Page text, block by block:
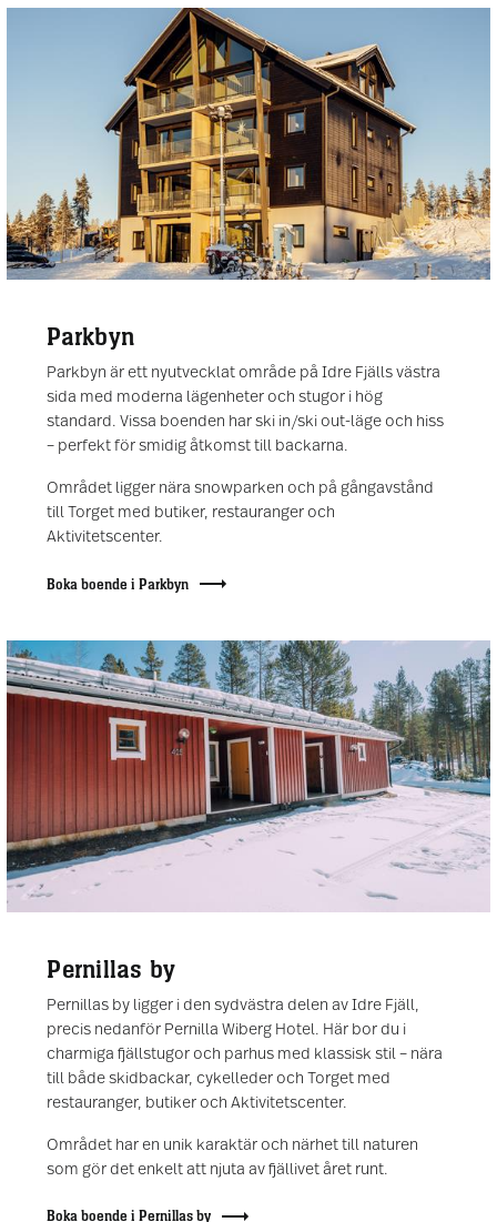
Parkbyn
Parkbyn är ett nyutvecklat område på Idre Fjälls västra
sida med moderna lägenheter och stugor i hög
standard. Vissa boenden har ski in/ski out-läge och hiss
– perfekt för smidig åtkomst till backarna.
Området ligger nära snowparken och på gångavstånd
till Torget med butiker, restauranger och
Aktivitetscenter.
Boka boende i Parkbyn
Pernillas by
Pernillas by ligger i den sydvästra delen av Idre Fjäll,
precis nedanför Pernilla Wiberg Hotel. Här bor du i
charmiga fjällstugor och parhus med klassisk stil – nära
till både skidbackar, cykelleder och Torget med
restauranger, butiker och Aktivitetscenter.
Området har en unik karaktär och närhet till naturen
som gör det enkelt att njuta av fjällivet året runt.
Boka boende i Pernillas by